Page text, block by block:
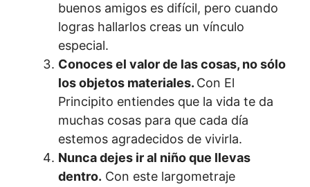
buenos amigos es difícil, pero cuando
logras hallarlos creas un vínculo
especial.
Conoces el valor de las cosas, no sólo
los objetos materiales. Con El
Principito entiendes que la vida te da
muchas cosas para que cada día
estemos agradecidos de vivirla.
Nunca dejes ir al niño que llevas
dentro. Con este largometraje